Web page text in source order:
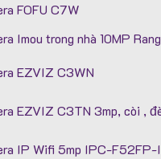
FOFU C7W
Imou trong nhà 10MP
EZVIZ C3WN
EZVIZ C3TN 3mp, còi ,
IP Wifi 5mp IPC-